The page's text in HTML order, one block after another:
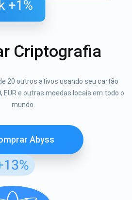
Criptografia
20 outros ativos usando seu cartão
EUR e outras moedas locais em todo o
mundo.
Abyss